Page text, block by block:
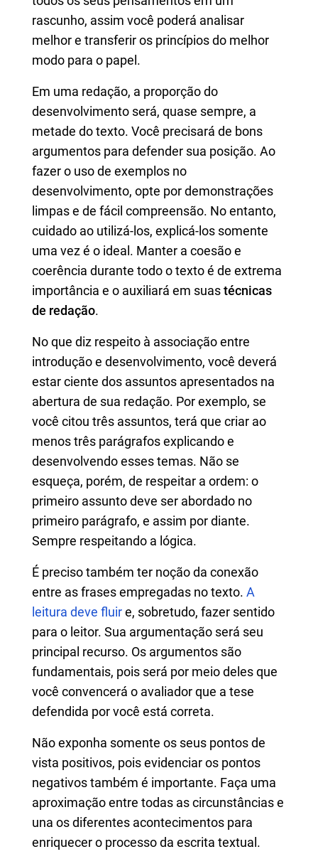
rascunho, assim você poderá analisar
melhor e transferir os princípios do melhor
modo para o papel.
Em uma redação, a proporção do
desenvolvimento será, quase sempre, a
metade do texto. Você precisará de bons
argumentos para defender sua posição. Ao
fazer o uso de exemplos no
desenvolvimento, opte por demonstrações
limpas e de fácil compreensão. No entanto,
cuidado ao utilizá-los, explicá-los somente
uma vez é o ideal. Manter a coesão e
coerência durante todo o texto é de extrema
importância e o auxiliará em suastécnicas
de redação.
Noque diz respeito à associação entre
introdução e desenvolvimento, você deverá
estar ciente dos assuntos apresentados na
abertura de sua redação. Por exemplo, se
você citou três assuntos, terá que criar ao
menos três parágrafos explicando e
desenvolvendo esses temas. Não se
esqueça, porém, de respeitar a ordem: o
primeiro assunto deve ser abordado no
primeiro parágrafo, e assim por diante.
Sempre respeitando a lógica.
É preciso também ter noção da conexão
entre as frases empregadas no texto. A
leitura deve fluire, sobretudo, fazer sentido
para o leitor. Sua argumentação será seu
principal recurso. Os argumentos são
fundamentais, pois será por meio deles que
você convencerá o avaliador que a tese
defendida por você está correta.
Não exponha somente os seus pontos de
vista positivos, pois evidenciar os pontos
negativos também é importante. Faça uma
aproximação entre todas as circunstâncias e
una os diferentes acontecimentos para
enriquecer o processo da escrita textual.